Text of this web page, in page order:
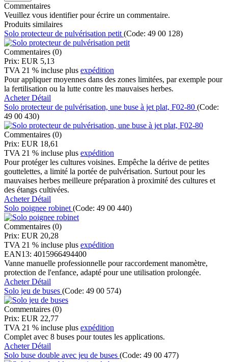
Commentaires
Veuillez vous identifier pour écrire un commentaire.
Produits similaires
Solo protecteur de pulvérisation petit (Code: 49 00 128)
Commentaires (0)
Prix: EUR 5,13
TVA 21 % incluse plus expédition
Pour appliquer moyennes dans des zones limitées, par exemple pour
la fertilisation ou la lutte contre les mauvaises herbes.
AcheterDétail
Solo protecteur de pulvérisation, une buse à jet plat, F02-80 (Code:
49 00 430)
Commentaires (0)
Prix: EUR 18,61
TVA 21 % incluse plus expédition
Pour protéger les cultures voisines. Empêche la dérive de petites
gouttelettes, a limité la portée de pulvérisation. Surtout pour les
mauvaises herbes meilleure préparation à proximité des cultures et
des étangs cultivées.
AcheterDétail
Solo poignee robinet (Code: 49 00 440)
Commentaires (0)
Prix: EUR 20,28
TVA 21 % incluse plus expédition
EAN13: 4015966494400
Vanne manuelle professionnelle pour raccordement manomètre,
protection de l'enfance, adapté pour une utilisation prolongée.
AcheterDétail
Solo jeu de buses (Code: 49 00 574)
Commentaires (0)
Prix: EUR 22,77
TVA 21 % incluse plus expédition
Complet avec 8 buses pour toutes les applications.
AcheterDétail
Solo buse double avec jeu de buses (Code: 49 00 477)